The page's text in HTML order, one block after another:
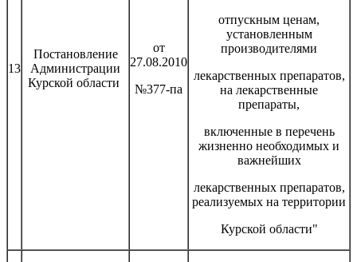
13
Постановление
Администрации
Курской области
от
27.08.2010
№377-па
отпускным ценам,
установленным
производителями
лекарственных препаратов,
на лекарственные
препараты,
включенные в перечень
жизненно необходимых и
важнейших
лекарственных препаратов,
реализуемых на территории
Курской области"